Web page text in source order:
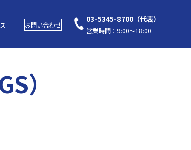
お問い合わせ
03-5345-8700（代表）
営業時間：9:00～18:00
）